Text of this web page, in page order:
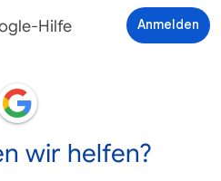
Hilfe Anmelden
wir helfen?